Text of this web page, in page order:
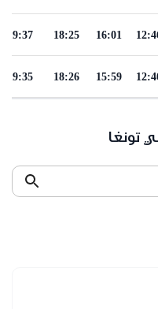
16:01
18:25
19:37
15:59
18:26
19:35
تونغا